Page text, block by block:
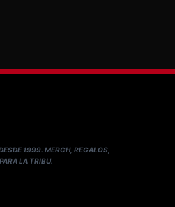
1999. MERCH, REGALOS,
LA TRIBU.